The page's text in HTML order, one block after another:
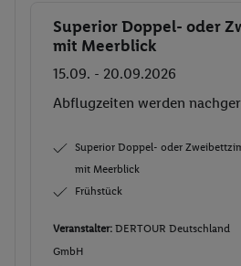
Buchen
Superior Doppel- oder
mit Meerblick
15.09. - 20.09.2026
Abflugzeiten werden
Superior Doppel- oder
mit Meerblick
Frühstück
Veranstalter: DERTOUR Deutschland
GmbH